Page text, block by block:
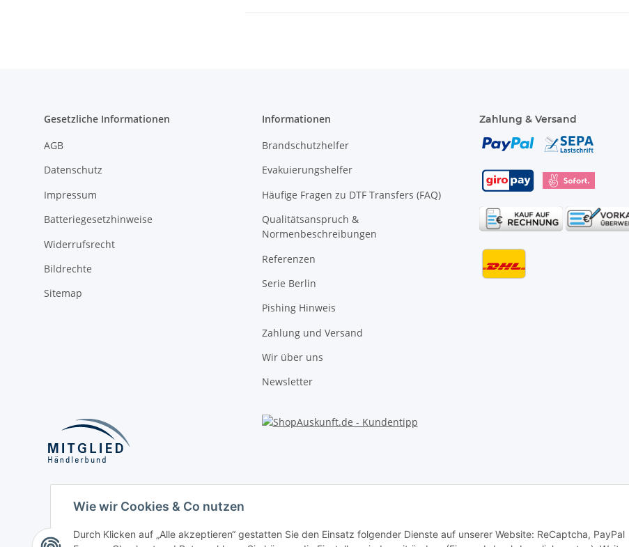
Gesetzliche Informationen
AGB
Datenschutz
Impressum
Batteriegesetzhinweise
Widerrufsrecht
Bildrechte
Sitemap
Informationen
Brandschutzhelfer
Evakuierungshelfer
Häufige Fragen zu DTF Transfers (FAQ)
Qualitätsanspruch &
Normenbeschreibungen
Referenzen
Serie Berlin
Pishing Hinweis
Zahlung und Versand
Wir über uns
Newsletter
Zahlung & Versand
Wie wir Cookies & Co nutzen
Durch Klicken auf „Alle akzeptieren“ gestatten Sie den Einsatz folgender Dienste auf unserer Website: ReCaptcha, PayPal